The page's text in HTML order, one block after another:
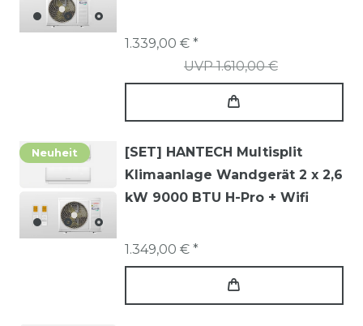
UVP 1.610,00 €
1.339,00 € *
Neuheit
[SET] HANTECH Multisplit
Klimaanlage Wandgerät 2 x 2,6
kW 9000 BTU H-Pro + Wifi
1.349,00 € *